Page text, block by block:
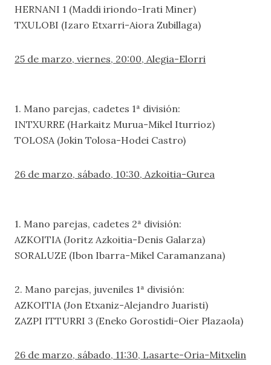
HERNANI 1 (Maddi iriondo-Irati Miner)
TXULOBI (Izaro Etxarri-Aiora Zubillaga)
25 de marzo, viernes, 20:00, Alegia-Elorri
1. Mano parejas, cadetes 1ª división:
INTXURRE (Harkaitz Murua-Mikel Iturrioz)
TOLOSA (Jokin Tolosa-Hodei Castro)
26 de marzo, sábado, 10:30, Azkoitia-Gurea
1. Mano parejas, cadetes 2ª división:
AZKOITIA (Joritz Azkoitia-Denis Galarza)
SORALUZE (Ibon Ibarra-Mikel Caramanzana)
2. Mano parejas, juveniles 1ª división:
AZKOITIA (Jon Etxaniz-Alejandro Juaristi)
ZAZPI ITTURRI 3 (Eneko Gorostidi-Oier Plazaola)
26 de marzo, sábado, 11:30, Lasarte-Oria-Mitxelin